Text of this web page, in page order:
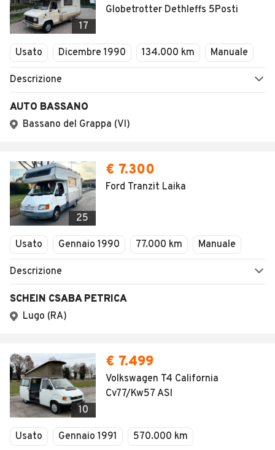
17
Globetrotter Dethleffs 5Posti
Usato Dicembre 1990 134.000 km Manuale
Descrizione
AUTO BASSANO
Bassano del Grappa (VI)
25
€ 7.300
Ford Tranzit Laika
Usato Gennaio 1990 77.000 km Manuale
Descrizione
SCHEIN CSABA PETRICA
Lugo (RA)
10
€ 7.499
Volkswagen T4 California
Cv77/Kw57 ASI
Usato Gennaio 1991
570.000 km